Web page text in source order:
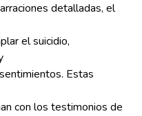
detalladas, el
el suicidio,
Estas
con los testimonios de